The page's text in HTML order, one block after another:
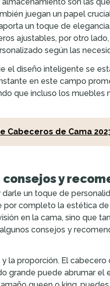
juegan un papel
un toque de
ajustables, por otro
según las
el diseño inteligente se
en este campo
que incluso los muebles
Cabeceros de Cama
y
un toque de
completo la estética
en la cama, sino que
consejos y
la proporción. El
grande puede abrumar